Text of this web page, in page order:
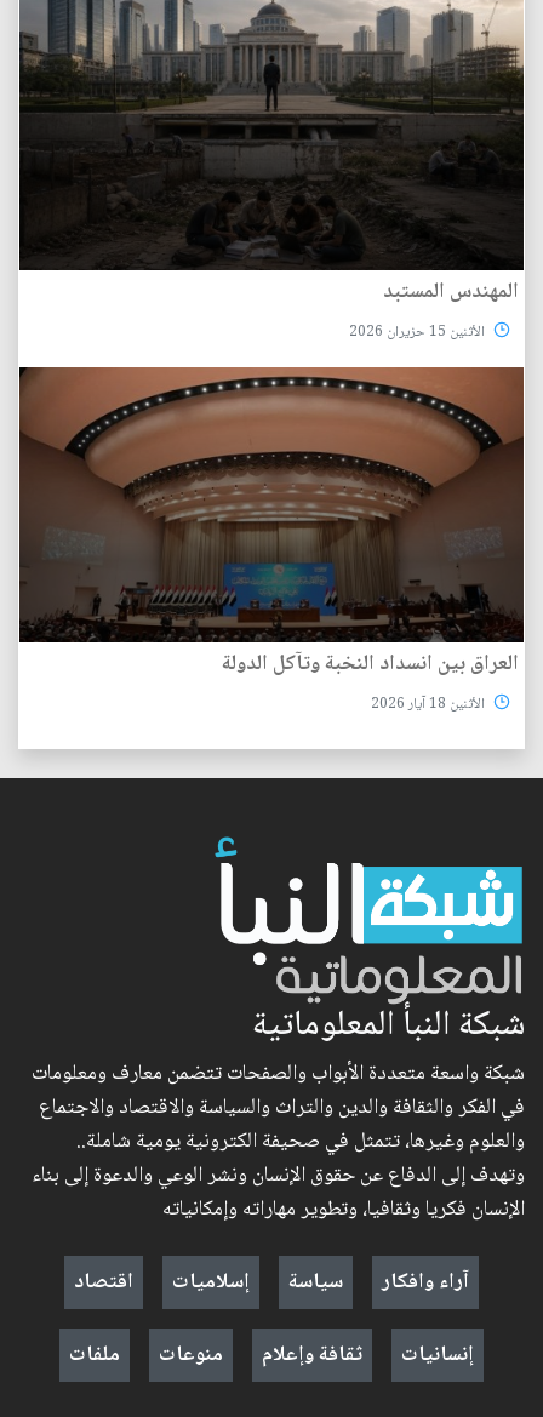
المهندس المستبد
الأثنين 15 حزيران 2026
العراق بين انسداد النخبة وتآكل الدولة
الأثنين 18 آيار 2026
شبكة النبأ المعلوماتية
شبكة واسعة متعددة الأبواب والصفحات تتضمن معارف ومعلومات
في الفكر والثقافة والدين والتراث والسياسة والاقتصاد والاجتماع
والعلوم وغيرها، تتمثل في صحيفة الكترونية يومية شاملة..
وتهدف إلى الدفاع عن حقوق الإنسان ونشر الوعي والدعوة إلى بناء
الإنسان فكريا وثقافيا، وتطوير مهاراته وإمكانياته
آراء وافكار
سياسة إسلاميات
اقتصاد
إنسانيات
ثقافة وإعلام منوعات ملفات